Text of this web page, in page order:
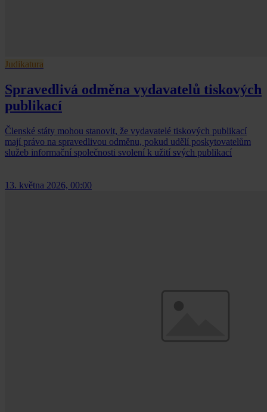
Judikatura
Spravedlivá odměna vydavatelů tiskových
publikací
Členské státy mohou stanovit, že vydavatelé tiskových publikací
mají právo na spravedlivou odměnu, pokud udělí poskytovatelům
služeb informační společnosti svolení k užití svých publikací
13. května 2026, 00:00